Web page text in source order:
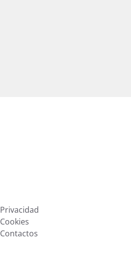
Privacidad
Cookies
Contactos